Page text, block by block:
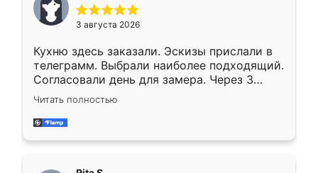
3 августа 2026
Кухню здесь заказали. Эскизы прислали в
телеграмм. Выбрали наиболее подходящий.
Согласовали день для замера. Через 3
недели кухня была уже готова. Остались
довольны работой. Спасибо Ренессанс
мебель за качественную работу!
Читать полностью